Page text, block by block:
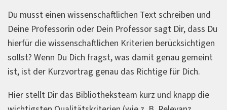
Du musst einen wissenschaftlichen Text schreiben und
Deine Professorin oder Dein Professor sagt Dir, dass Du
hierfür die wissenschaftlichen Kriterien berücksichtigen
sollst? Wenn Du Dich fragst, was damit genau gemeint
ist, ist der Kurzvortrag genau das Richtige für Dich.
Hier stellt Dir das Bibliotheksteam kurz und knapp die